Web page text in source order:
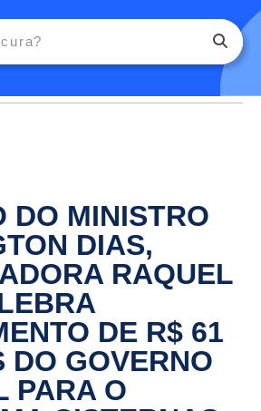
DO MINISTRO
DIAS,
RAQUEL
DE R$ 61
DO GOVERNO
PARA O